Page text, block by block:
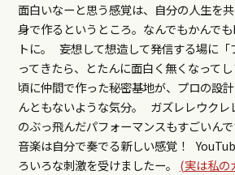
面白いなーと思う感覚は、自分の人生を
身で作るというところ。なんでもかんで
トに。 妄想して想造して発信する場に「
ってきたら、とたんに面白く無くなって
頃に仲間で作った秘密基地が、プロの設
んともないような気分。 ガズレレウクレ
のぶっ飛んだパフォーマンスもすごいん
音楽は自分で奏でる新しい感覚！
ろいろな刺激を受けましたー。 (実は私の